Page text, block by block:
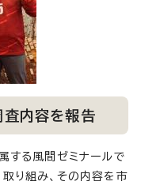
内容を報告
する風間ゼミナールで
取り組み、その内容を市